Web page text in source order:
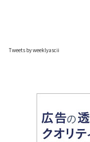
Tweets by weeklyascii